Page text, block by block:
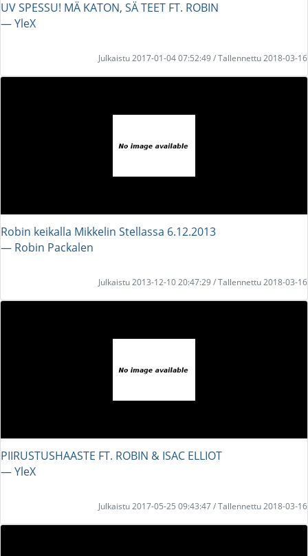
UV SPESSU! MÄ KATON, SÄ TEET FT. ROBIN
― YleX
Julkaistu 2017-01-04 07:52:49 / Tallennettu 2018-03-16
Robin keikalla Mikkelin Stellassa 6.12.2013
― Robin Packalen
Julkaistu 2013-12-10 20:47:29 / Tallennettu 2018-03-16
PIIRUSTUSHAASTE FT. ROBIN & ISAC ELLIOT
― YleX
Julkaistu 2017-05-25 09:43:47 / Tallennettu 2018-03-16